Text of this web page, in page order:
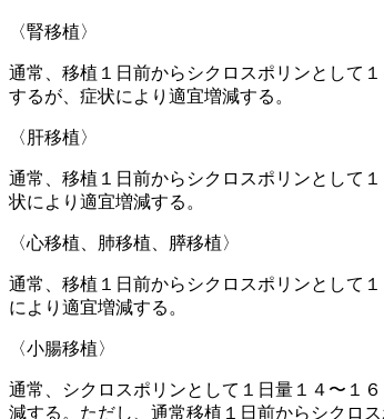
〈腎移植〉
通常、移植１日前からシクロスポリンとして
するが、症状により適宜増減する。
〈肝移植〉
通常、移植１日前からシクロスポリンとして
状により適宜増減する。
〈心移植、肺移植、膵移植〉
通常、移植１日前からシクロスポリンとして
により適宜増減する。
〈小腸移植〉
通常、シクロスポリンとして１日量１４〜１
減する。ただし、通常移植１日前からシクロ